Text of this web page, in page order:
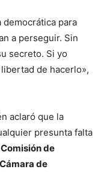
democrática para
a perseguir. Sin
secreto. Si yo
de hacerlo»,
aclaró que la
presunta falta
Comisión de
de